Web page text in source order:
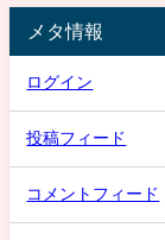
メタ情報
ログイン
投稿フィード
コメントフィード